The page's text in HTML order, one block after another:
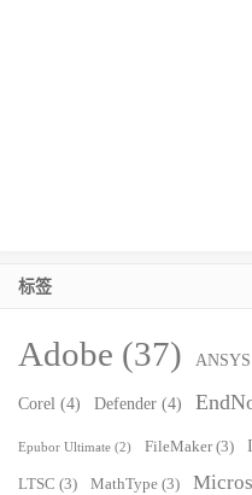
标签
Adobe (37) ANSYS
Corel (4) Defender (4)
Epubor Ultimate (2) FileMaker(3)
LTSC (3) MathType (3)